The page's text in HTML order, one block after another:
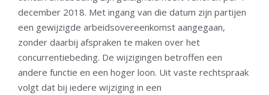
december 2018. Met ingang van die datum zijn partijen
een gewijzigde arbeidsovereenkomst aangegaan,
zonder daarbij afspraken te maken over het
concurrentiebeding. De wijzigingen betroffen een
andere functie en een hoger loon. Uit vaste rechtspraak
volgt dat bij iedere wijziging in een